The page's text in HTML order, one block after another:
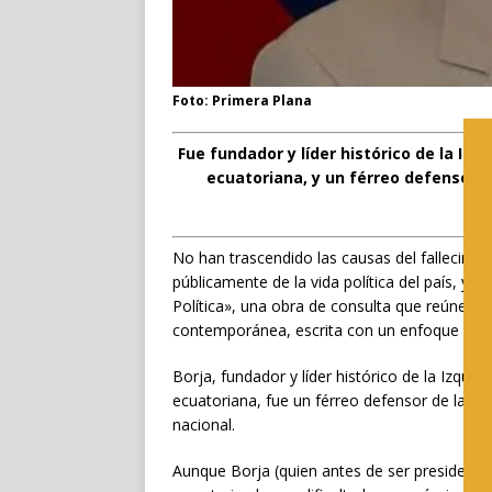
Foto: Primera Plana
Fue fundador y líder histórico de la
ecuatoriana, y un férreo defensor
No han trascendido las causas del
públicamente de la vida política del país, y
Política», una obra de consulta que reúne y
contemporánea, escrita con un enfoque
Borja, fundador y líder histórico de la
ecuatoriana, fue un férreo defensor de la
nacional.
Aunque Borja (quien antes de ser